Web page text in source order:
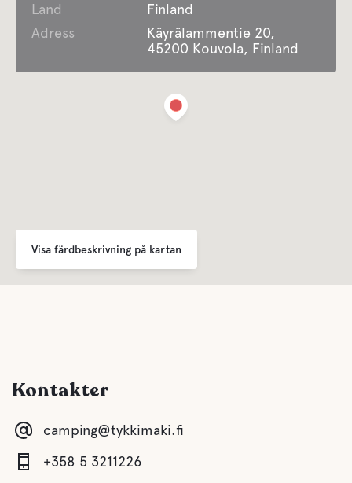
Land
Finland
Adress
Käyrälammentie 20,
45200 Kouvola, Finland
Visa färdbeskrivning på kartan
Kontakter
camping@tykkimaki.fi
+358 5 3211226